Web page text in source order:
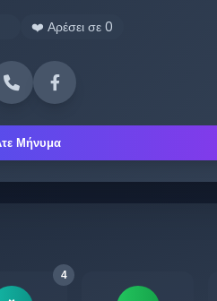
❤️ Αρέσει σε 0
Μήνυμα
4